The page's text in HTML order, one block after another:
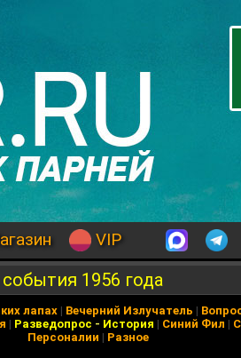
VIP
1956 года
лапах | Вечерний Излучатель |
| Разведопрос - История | Синий Фил |
Персоналии | Разное